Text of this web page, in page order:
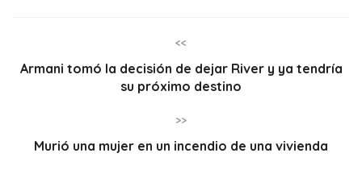
<<
Armani tomó la decisión de dejar River y ya tendría
su próximo destino
>>
Murió una mujer en un incendio de una vivienda